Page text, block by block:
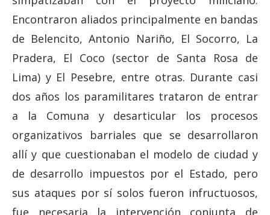
Encontraron aliados principalmente en bandas
de Belencito, Antonio Nariño, El Socorro, La
Pradera, El Coco (sector de Santa Rosa de
Lima) y El Pesebre, entre otras. Durante casi
dos años los paramilitares trataron de entrar
a la Comuna y desarticular los procesos
organizativos barriales que se desarrollaron
allí y que cuestionaban el modelo de ciudad y
de desarrollo impuestos por el Estado, pero
sus ataques por sí solos fueron infructuosos,
fue necesaria la intervención conjunta de